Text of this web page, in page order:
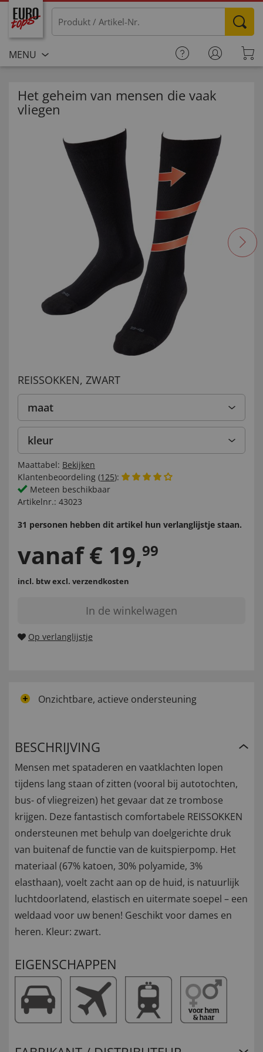
MENU
Het geheim van mensen die vaak
vliegen
REISSOKKEN, ZWART
maat
kleur
Maattabel: Bekijken
Klantenbeoordeling (125):
Meteen beschikbaar
Artikelnr.: 43023
31 personen hebben dit artikel hun verlanglijstje staan.
vanaf € 19,99
incl. btwexcl. verzendkosten
In de winkelwagen
Op verlanglijstje
Onzichtbare, actieve ondersteuning
BESCHRIJVING
Mensen met spataderen en vaatklachten lopen
tijdens lang staan of zitten (vooral bij autotochten,
bus- of vliegreizen) het gevaar dat ze trombose
krijgen. Deze fantastisch comfortabele REISSOKKEN
ondersteunen met behulp van doelgerichte druk
van buitenaf de functie van de kuitspierpomp. Het
materiaal (67% katoen, 30% polyamide, 3%
elasthaan), voelt zacht aan op de huid, is natuurlijk
luchtdoorlatend, elastisch en uitermate soepel – een
weldaad voor uw benen! Geschikt voor dames en
heren. Kleur: zwart.
EIGENSCHAPPEN